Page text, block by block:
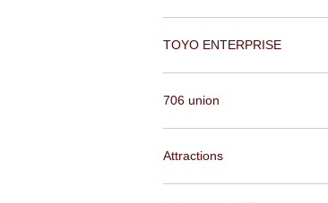
TOYO ENTERPRISE
706 union
Attractions